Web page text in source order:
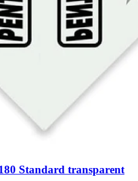
Standard transparent